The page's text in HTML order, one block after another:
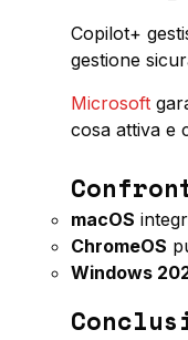
Copilot+
gestione
Microsoft
cosa attiva e
macOS
ChromeOS
Windows